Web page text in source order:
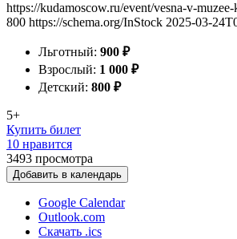
https://kudamoscow.ru/event/vesna-v-
800 https://schema.org/InStock 2025-03-
Льготный: 900 ₽
Взрослый: 1 000 ₽
Детский: 800 ₽
5+
Купить билет
10 нравится
3493 просмотра
Добавить в календарь
Google Calendar
Outlook.com
Скачать .ics